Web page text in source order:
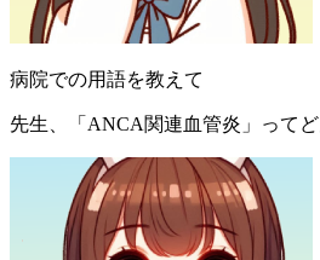
病院での用語を教えて
先生、「ANCA関連血管炎」って